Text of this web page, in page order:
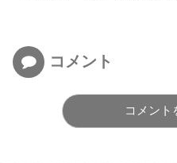
コメント
コメント